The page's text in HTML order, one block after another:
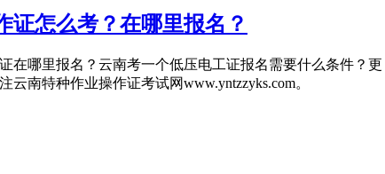
证怎么考？在哪里报名？
在哪里报名？云南考一个低压电工证报名需要什么条件？更
南特种作业操作证考试网www.yntzzyks.com。